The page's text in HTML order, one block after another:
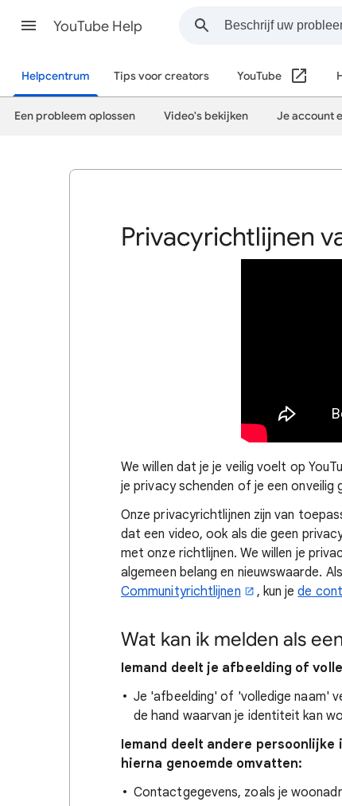
YouTube Help
Helpcentrum Tips voor creators YouTube
Een probleem oplossen Video's bekijken Je account
Privacyrichtlijnen
We willen dat je je veilig voelt op
je privacy schenden of je een onveilig
Onze privacyrichtlijnen zijn van
dat een video, ook als die geen
met onze richtlijnen. We willen je
algemeen belang en nieuwswaarde.
Communityrichtlijnen
, kun jede
Wat kan ik melden als
Iemand deelt je afbeelding of
Je 'afbeelding' of 'volledige naam'
de hand waarvan je identiteit kan
Iemand deelt andere
hierna genoemde omvatten:
Contactgegevens, zoals je